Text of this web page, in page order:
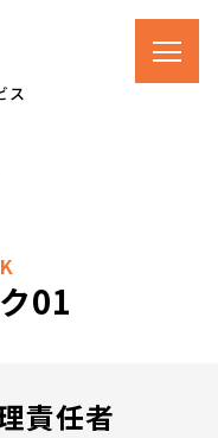
ス
01
責任者